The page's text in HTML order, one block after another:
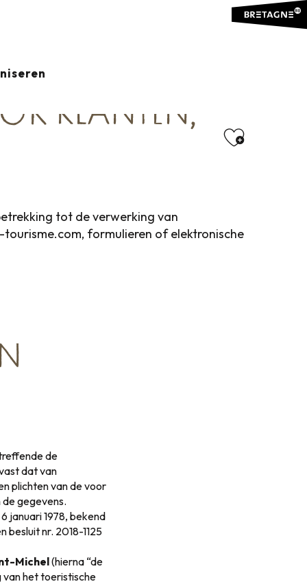
SAINT-MICHEL
KLANTEN,
tot de verwerking van
formulieren of elektronische
de
dat van
plichten van de voor
gegevens.
januari 1978, bekend
besluit nr. 2018-1125
Michel(hierna “de
het toeristische